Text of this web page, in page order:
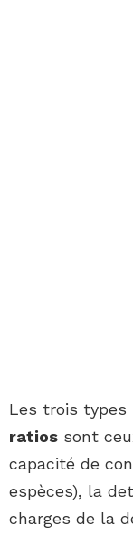
Les trois types
ratios sont
capacité de
espèces), la
charges de la